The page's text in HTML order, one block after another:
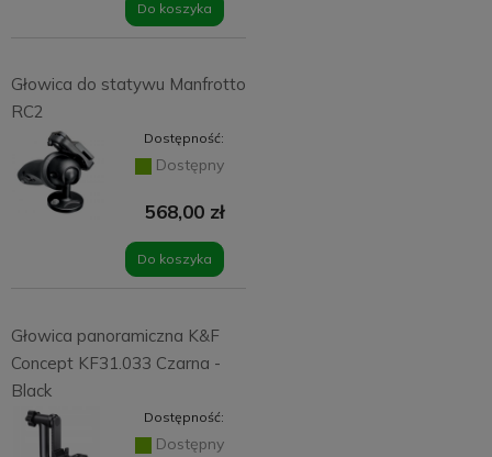
Do koszyka
Głowica do statywu Manfrotto
RC2
Dostępność:
Dostępny
568,00 zł
Do koszyka
Głowica panoramiczna K&F
Concept KF31.033 Czarna -
Black
Dostępność:
Dostępny